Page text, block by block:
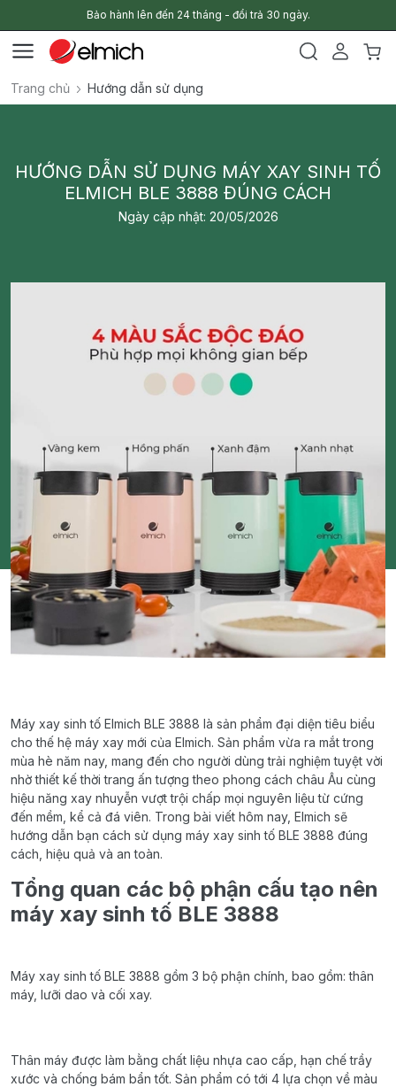
Bảo hành lên đến 24 tháng - đổi trả 30 ngày.
Trang chủ Hướng dẫn sử dụng
HƯỚNG DẪN SỬ DỤNG MÁY XAY SINH TỐ
ELMICH BLE 3888 ĐÚNG CÁCH
Ngày cập nhật: 20/05/2026
Máy xay sinh tố Elmich BLE 3888 là sản phẩm đại diện tiêu biểu
cho thế hệ máy xay mới của Elmich. Sản phẩm vừa ra mắt trong
mùa hè năm nay, mang đến cho người dùng trải nghiệm tuyệt vời
nhờ thiết kế thời trang ấn tượng theo phong cách châu Âu cùng
hiệu năng xay nhuyễn vượt trội chấp mọi nguyên liệu từ cứng
đến mềm kể cả đá viên. Trong bài viết hôm nay, Elmich sẽ
hướng dẫn bạn cách sử dụng máy xay sinh tố BLE 3888 đúng
cách hiệu quả và an toàn.
Tổng quan các bộ phận cấu tạo nên
máy xay sinh tố BLE 3888
Máy xay sinh tố BLE 3888 gồm 3 bộ phận chính , bao gồm:thân
máy, lưỡi dao và cối xay.
Thân máy được làm bằng chất liệu nhựa cao cấp hạn chế trầy
xước và chống bám bẩn tốt. Sản phẩm có tới 4 lựa chọn về màu